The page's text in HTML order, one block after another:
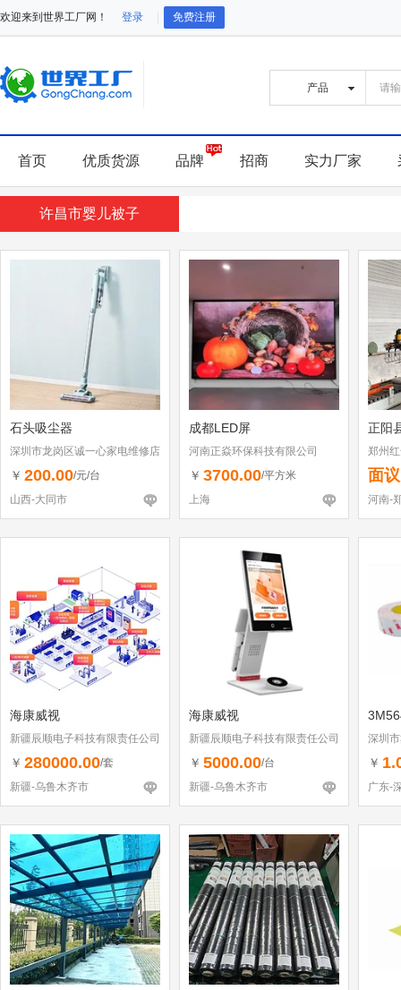
欢迎来到世界工厂网！ 登录 免费注册
首页 优质货源 品牌 招商 实力厂家
许昌市婴儿被子
石头吸尘器
深圳市龙岗区诚一心家电维修店
（个体工商户）
￥ 200.00/元/台
山西-大同市
成都LED屏
河南正焱环保科技有限公司
￥ 3700.00/平方米
上海
正阳
郑州
面议
河南-
海康威视
新疆辰顺电子科技有限责任公司
￥ 280000.00/套
新疆-乌鲁木齐市
海康威视
新疆辰顺电子科技有限责任公司
￥ 5000.00/台
新疆-乌鲁木齐市
深圳
￥
广东-